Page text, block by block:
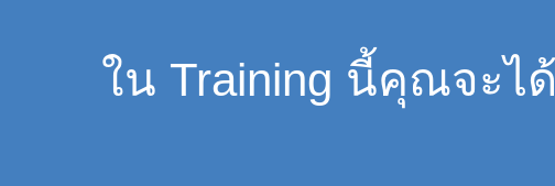
ใน Training นี้คุณจะได้